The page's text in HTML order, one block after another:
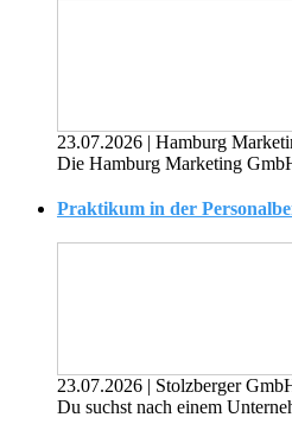
23.07.2026 | Hamburg
Die Hamburg Marketing
Praktikum in der
23.07.2026 | Stolzberger
Du suchst nach einem